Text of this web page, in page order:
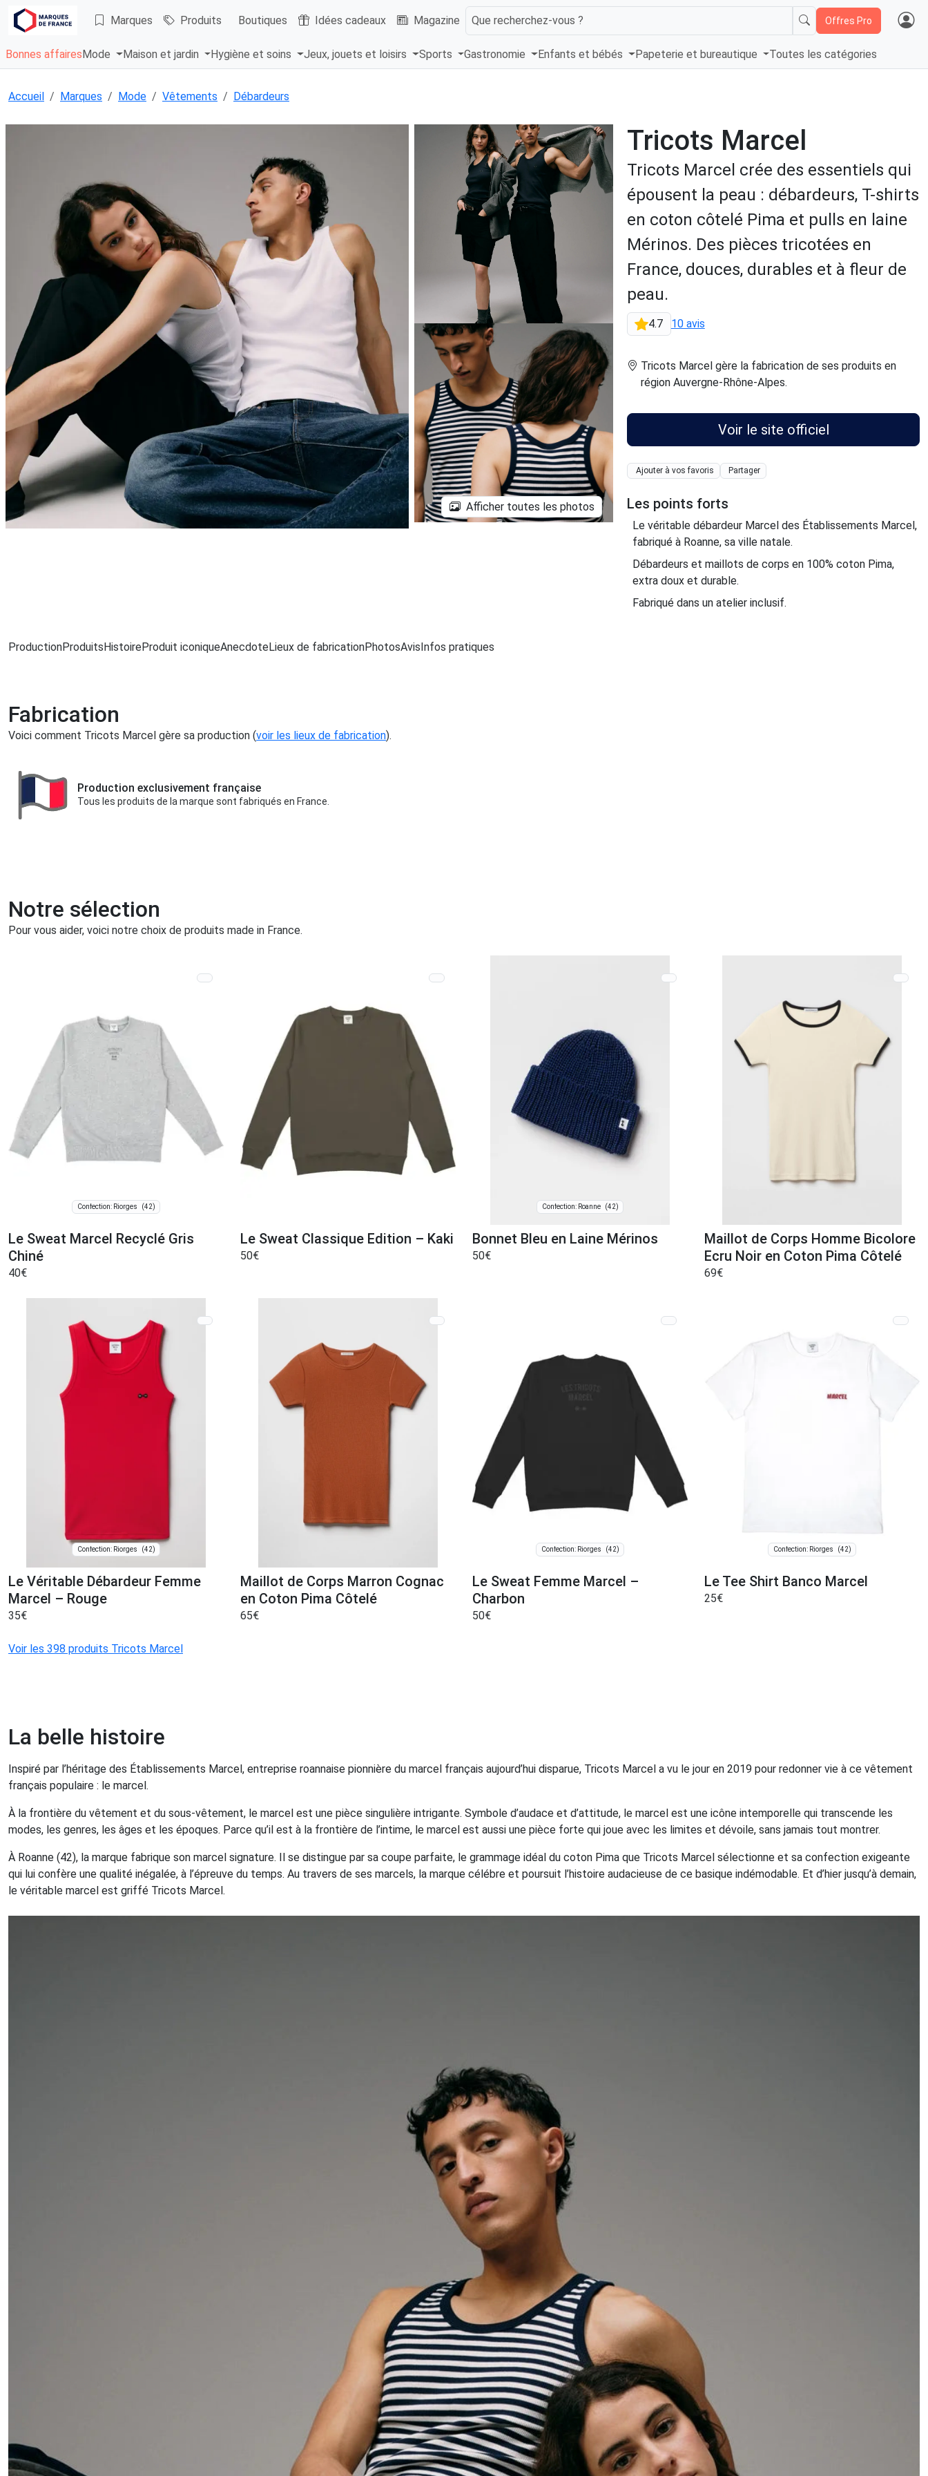
Marques Produits Boutiques Idées cadeaux Magazine Que recherchez-vous ? Offres Pro
Bonnes affaires Mode Maison et jardin Hygiène et soins Jeux, jouets et loisirs Sports Gastronomie Enfants et bébés Papeterie et bureautique Toutes les catégories
Accueil Marques Mode Vêtements Débardeurs
Chargement...
Afficher toutes les photos
Tricots Marcel
Tricots Marcel crée des essentiels qui
épousent la peau : débardeurs, T-shirts
en coton côtelé Pima et pulls en laine
Mérinos. Des pièces tricotées en
France, douces, durables et à fleur de
peau.
4.7 10 avis
Tricots Marcel gère la fabrication de ses produits en
région Auvergne-Rhône-Alpes.
Voir le site officiel
Ajouter à vos favoris Partager
Les points forts
Le véritable débardeur Marcel des Établissements Marcel,
fabriqué à Roanne, sa ville natale.
Débardeurs et maillots de corps en 100% coton Pima,
extra doux et durable.
Fabriqué dans un atelier inclusif.
ProductionProduitsHistoireProduit iconiqueAnecdoteLieux de fabricationPhotosAvisInfos pratiques
Fabrication
Voici comment Tricots Marcel gère sa production (voir les lieux de fabrication).
Production exclusivement française
Tous les produits de la marque sont fabriqués en France.
Notre sélection
Pour vous aider, voici notre choix de produits made in France.
Confection: Riorges (42)
Le Sweat Marcel Recyclé Gris
Chiné
40€
Le Sweat Classique Edition – Kaki
50€
Confection: Roanne (42)
Bonnet Bleu en Laine Mérinos
50€
Maillot de Corps Homme Bicolore
Ecru Noir en Coton Pima Côtelé
69€
Confection: Riorges (42)
Le Véritable Débardeur Femme
Marcel – Rouge
35€
Maillot de Corps Marron Cognac
en Coton Pima Côtelé
65€
Confection: Riorges (42)
Le Sweat Femme Marcel –
Charbon
50€
Confection: Riorges (42)
Le Tee Shirt Banco Marcel
25€
Voir les 398 produits Tricots Marcel
La belle histoire
Inspiré par l’héritage des Établissements Marcel, entreprise roannaise pionnière du marcel français aujourd’hui disparue, Tricots Marcel a vu le jour en 2019 pour redonner vie à ce vêtement
français populaire : le marcel.
À la frontière du vêtement et du sous-vêtement, le marcel est une pièce singulière intrigante. Symbole d’audace et d’attitude, le marcel est une icône intemporelle qui transcende les
modes, les genres, les âges et les époques. Parce qu’il est à la frontière de l’intime, le marcel est aussi une pièce forte qui joue avec les limites et dévoile, sans jamais tout montrer.
À Roanne (42), la marque fabrique son marcel signature. Il se distingue par sa coupe parfaite, le grammage idéal du coton Pima que Tricots Marcel sélectionne et sa confection exigeante
qui lui confère une qualité inégalée, à l’épreuve du temps. Au travers de ses marcels, la marque célébre et poursuit l’histoire audacieuse de ce basique indémodable. Et d’hier jusqu’à demain,
le véritable marcel est griffé Tricots Marcel.